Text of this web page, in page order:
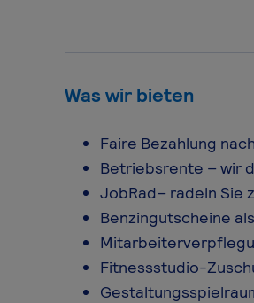
Was wir bieten
Faire Bezahlung
Betriebsrente – wir
JobRad– radeln Sie
Benzingutscheine
Fitnessstudio-